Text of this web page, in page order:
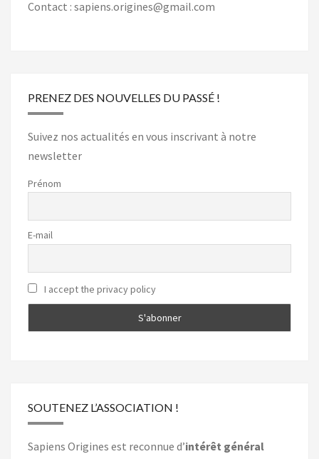
Contact : sapiens.origines@gmail.com
PRENEZ DES NOUVELLES DU PASSÉ !
Suivez nos actualités en vous inscrivant à notre
newsletter
Prénom
E-mail
I accept the privacy policy
SOUTENEZ L’ASSOCIATION !
Sapiens Origines est reconnue d’intérêt général